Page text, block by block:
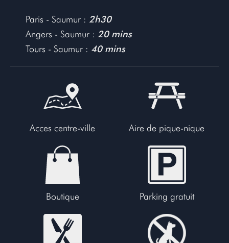
Paris - Saumur : 2h30
Angers - Saumur : 20 mins
Tours - Saumur : 40 mins
Acces centre-ville Aire de pique-nique
Boutique Parking gratuit